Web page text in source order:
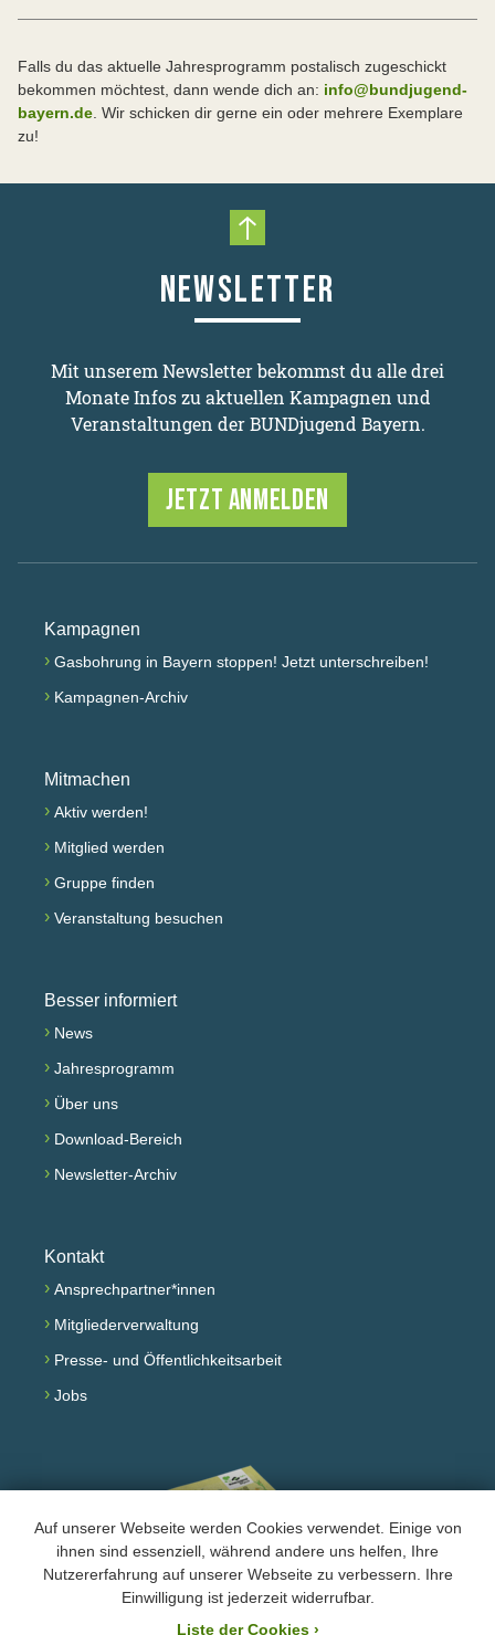
Auf unserer Webseite werden Cookies verwendet. Einige von
ihnen sind essenziell, während andere uns helfen, Ihre
Nutzererfahrung auf unserer Webseite zu verbessern. Ihre
Einwilligung ist jederzeit widerrufbar.
Liste der Cookies ›
Falls du das aktuelle Jahresprogramm postalisch zugeschickt
bekommen möchtest, dann wende dich an: info@bundjugend-
bayern.de . Wir schicken dir gerne ein oder mehrere Exemplare
zu!
Nach oben scrollen
NEWSLETTER
Mit unserem Newsletter bekommst du alle drei
Monate Infos zu aktuellen Kampagnen und
Veranstaltungen der BUNDjugend Bayern.
JETZT ANMELDEN
Kampagnen
› Gasbohrung in Bayern stoppen! Jetzt unterschreiben!
› Kampagnen-Archiv
Mitmachen
› Aktiv werden!
› Mitglied werden
› Gruppe finden
› Veranstaltung besuchen
Besser informiert
› News
› Jahresprogramm
› Über uns
› Download-Bereich
› Newsletter-Archiv
Kontakt
› Ansprechpartner*innen
› Mitgliederverwaltung
› Presse- und Öffentlichkeitsarbeit
› Jobs